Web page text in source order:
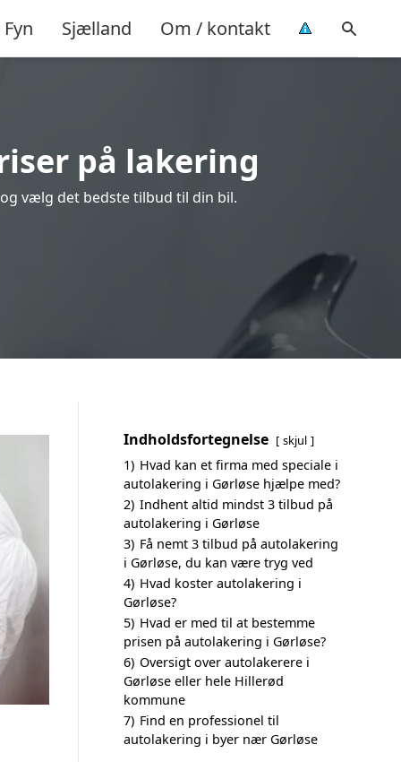
Fyn Sjælland Om / kontakt
på lakering
vælg det bedste tilbud til din bil.
Indholdsfortegnelse skjul
1) Hvad kan et firma med speciale i
autolakering i Gørløse hjælpe med?
2) Indhent altid mindst 3 tilbud på
autolakering i Gørløse
3) Få nemt 3 tilbud på autolakering
i Gørløse, du kan være tryg ved
4) Hvad koster autolakering i
Gørløse?
5) Hvad er med til at bestemme
prisen på autolakering i Gørløse?
6) Oversigt over autolakerere i
Gørløse eller hele Hillerød
kommune
7) Find en professionel til
autolakering i byer nær Gørløse